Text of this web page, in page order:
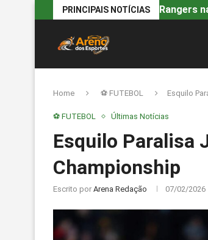
PRINCIPAIS NOTÍCIAS Rangers
Home ⚽ FUTEBOL Esquilo
⚽ FUTEBOL Últimas Notícias
Esquilo Paralisa
Championship
Escrito por Arena Redação 07/02/2026